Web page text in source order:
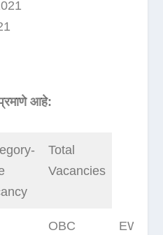
आहे:
Total
Vacancies
OBC EWS